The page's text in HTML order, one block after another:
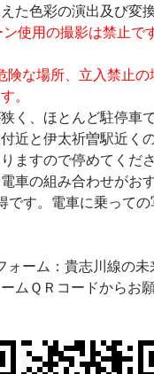
た色彩の演出及び変
ン使用の撮影は禁止で
険な場所、立入禁止
。
く、ほとんど駐停車
近と伊太祈曽駅近く
ますので停めてくだ
車の組み合わせがお
です。電車に乗っての
ォーム：貴志川線の
ムＱＲコードからお願